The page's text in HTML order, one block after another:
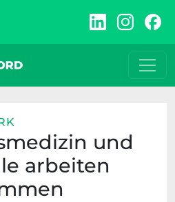
und
arbeiten